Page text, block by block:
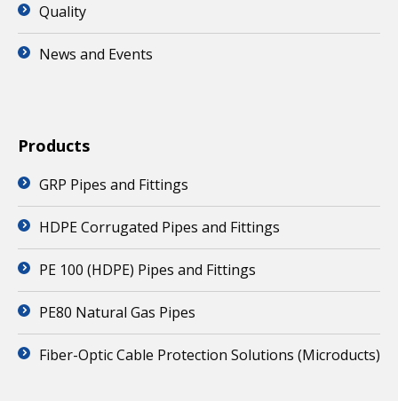
Quality
News and Events
Products
GRP Pipes and Fittings
HDPE Corrugated Pipes and Fittings
PE 100 (HDPE) Pipes and Fittings
PE80 Natural Gas Pipes
Fiber-Optic Cable Protection Solutions (Microducts)